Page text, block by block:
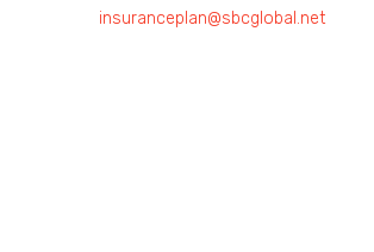
insuranceplan@sbcglobal.net